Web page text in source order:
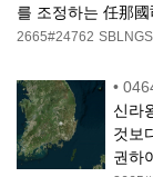
를 조정하는 任那
2665#24762 SBLNGS
•
신라
것보
권하